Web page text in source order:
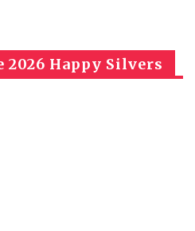
2026 Happy Silvers